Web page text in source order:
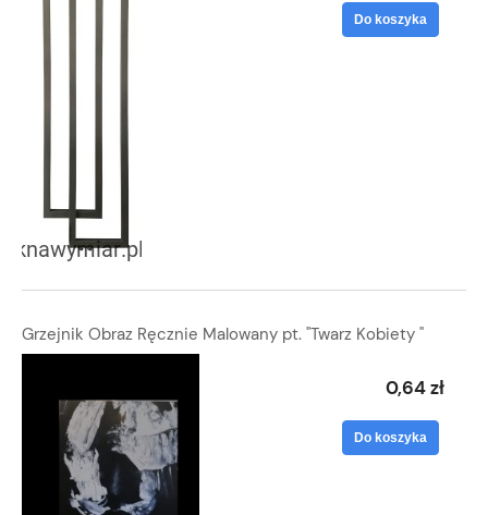
Do koszyka
Grzejnik Obraz Ręcznie Malowany pt. "Twarz Kobiety "
0,64 zł
Do koszyka